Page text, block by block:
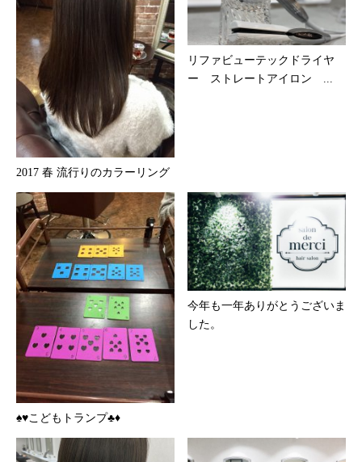
2017 春 流行りのカラーリング
リファビューテックドライヤ
ー ストレートアイロン ...
♠️♥️こどもトランプ♣️♦️
今年も一年ありがとうございま
した。